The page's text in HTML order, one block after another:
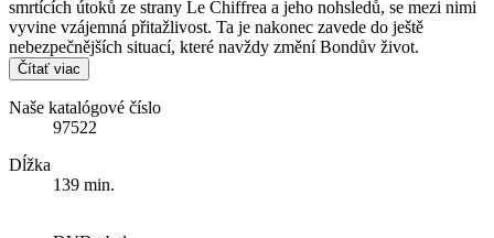
smrtících útoků ze strany Le Chiffrea a jeho nohsledů, se mezi nimi
vyvine vzájemná přitažlivost. Ta je nakonec zavede do ještě
nebezpečnějších situací, které navždy změní Bondův život.
Čítať viac
Naše katalógové číslo
97522
Dĺžka
139 min.